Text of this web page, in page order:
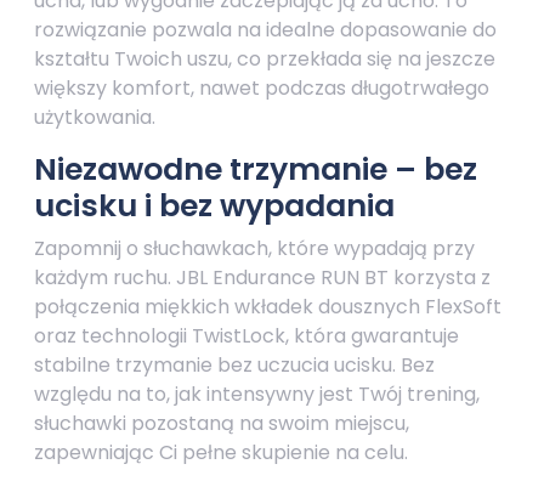
rozwiązanie pozwala na idealne dopasowanie do
kształtu Twoich uszu, co przekłada się na jeszcze
większy komfort, nawet podczas długotrwałego
użytkowania.
Niezawodne trzymanie – bez
ucisku i bez wypadania
Zapomnij o słuchawkach, które wypadają przy
każdym ruchu. JBL Endurance RUN BT korzysta z
połączenia miękkich wkładek dousznych FlexSoft
oraz technologii TwistLock, która gwarantuje
stabilne trzymanie bez uczucia ucisku. Bez
względu na to, jak intensywny jest Twój trening,
słuchawki pozostaną na swoim miejscu,
zapewniając Ci pełne skupienie na celu.